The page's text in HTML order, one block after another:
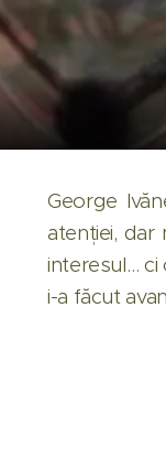
George
atenției, dar
interesul… ci
i-a făcut